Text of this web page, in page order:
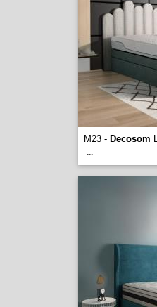
M23 - Decosom
...